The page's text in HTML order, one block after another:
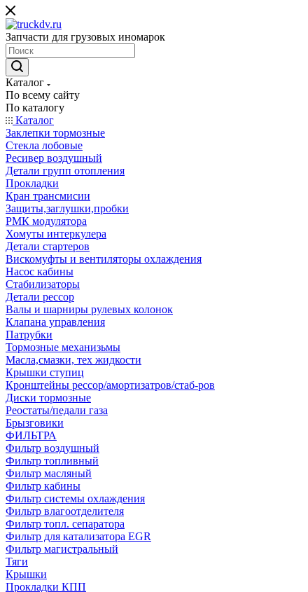
Запчасти для грузовых иномарок
Каталог
По всему сайту
По каталогу
Каталог
Заклепки тормозные
Стекла лобовые
Ресивер воздушный
Детали групп отопления
Прокладки
Кран трансмисии
Защиты,заглушки,пробки
РМК модулятора
Хомуты интеркулера
Детали стартеров
Вискомуфты и вентиляторы охлаждения
Насос кабины
Стабилизаторы
Детали рессор
Валы и шарниры рулевых колонок
Клапана управления
Патрубки
Тормозные механизьмы
Масла,смазки, тех жидкости
Крышки ступиц
Кронштейны рессор/амортизатров/стаб-ров
Диски тормозные
Реостаты/педали газа
Брызговики
ФИЛЬТРА
Фильтр воздушный
Фильтр топливный
Фильтр масляный
Фильтр кабины
Фильтр системы охлаждения
Фильтр влагоотделителя
Фильтр топл. сепаратора
Фильтр для катализатора EGR
Фильтр магистральный
Тяги
Крышки
Прокладки КПП